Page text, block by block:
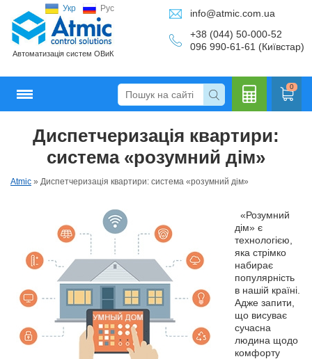
Укр Рус
Автоматизація систем ОВиК
info@atmic.com.ua
+38 (044) 50-000-52
096 990-61-61 (Київстар)
0
Кальку
лятор
Диспетчеризація квартири:
система «розумний дім»
Atmic » Диспетчеризація квартири: система «розумний дім»
«Розумний
дім» є
технологією,
яка стрімко
набирає
популярність
в нашій країні.
Адже запити,
що висуває
сучасна
людина щодо
комфорту